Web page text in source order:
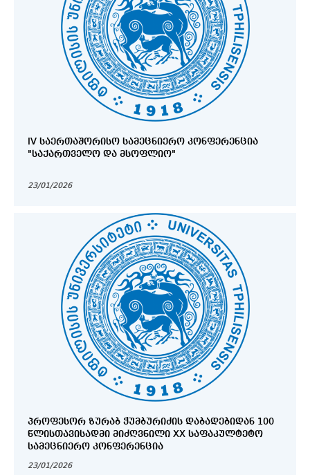
IV ᲡᲐᲔᲠᲗᲐᲨᲝᲠᲘᲡᲝ ᲡᲐᲛᲔᲪᲜᲘᲔᲠᲝ ᲙᲝᲜᲤᲔᲠᲔᲜᲪᲘᲐ
"ᲡᲐᲥᲐᲠᲗᲕᲔᲚᲝ ᲓᲐ ᲛᲡᲝᲤᲚᲘᲝ"
23/01/2026
ᲞᲠᲝᲤᲔᲡᲝᲠ ᲖᲣᲠᲐᲑ ᲭᲣᲛᲑᲣᲠᲘᲫᲘᲡ ᲓᲐᲑᲐᲓᲔᲑᲘᲓᲐᲜ 100
ᲬᲚᲘᲡᲗᲐᲕᲘᲡᲐᲓᲛᲘ ᲛᲘᲫᲦᲕᲜᲘᲚᲘ XX ᲡᲐᲤᲐᲙᲣᲚᲢᲔᲢᲝ
ᲡᲐᲛᲔᲪᲜᲘᲔᲠᲝ ᲙᲝᲜᲤᲔᲠᲔᲜᲪᲘᲐ
23/01/2026